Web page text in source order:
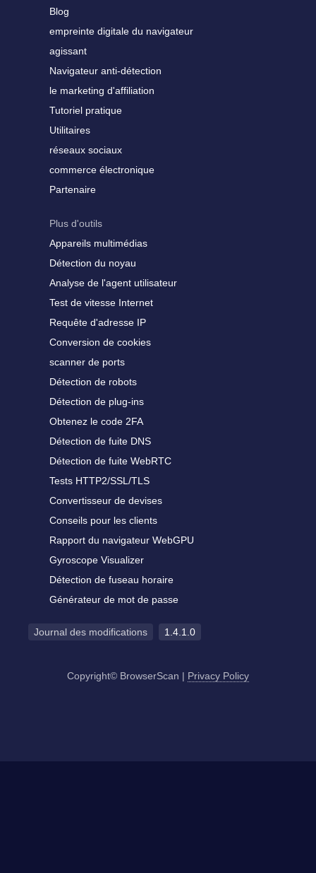
Blog
empreinte digitale du navigateur
agissant
Navigateur anti-détection
le marketing d'affiliation
Tutoriel pratique
Utilitaires
réseaux sociaux
commerce électronique
Partenaire
Plus d'outils
Appareils multimédias
Détection du noyau
Analyse de l'agent utilisateur
Test de vitesse Internet
Requête d'adresse IP
Conversion de cookies
scanner de ports
Détection de robots
Détection de plug-ins
Obtenez le code 2FA
Détection de fuite DNS
Détection de fuite WebRTC
Tests HTTP2/SSL/TLS
Convertisseur de devises
Conseils pour les clients
Rapport du navigateur WebGPU
Gyroscope Visualizer
Détection de fuseau horaire
Générateur de mot de passe
Journal des modifications 1.4.1.0
Copyright© BrowserScan | Privacy Policy